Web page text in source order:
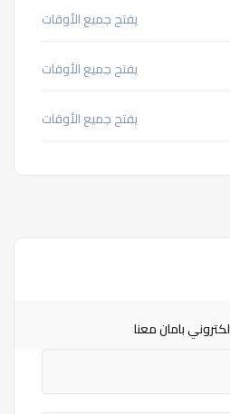
يفتح جميع الأوقات
يفتح جميع الأوقات
يفتح جميع الأوقات
بامان معنا